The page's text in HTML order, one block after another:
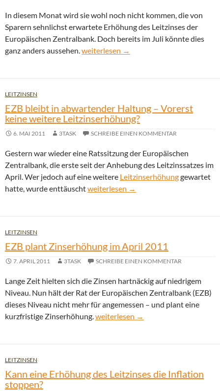
In diesem Monat wird sie wohl noch nicht kommen, die von
Sparern sehnlichst erwartete Erhöhung des Leitzinses der
Europäischen Zentralbank. Doch bereits im Juli könnte dies
ganz anders aussehen.Steigen die Zinsen bald weiter?
weiterlesen →
LEITZINSEN
EZB bleibt in abwartender Haltung – Vorerst
keine weitere Leitzinserhöhung?
6. MAI 2011 3TASK SCHREIBE EINEN KOMMENTAR
Gestern war wieder eine Ratssitzung der Europäischen
Zentralbank, die erste seit der Anhebung des Leitzinssatzes im
April. Wer jedoch auf eine weitere Leitzinserhöhunggewartet
hatte, wurde enttäuschtEZB bleibt in abwartender Haltung –
weiterlesen →
LEITZINSEN
EZB plant Zinserhöhung im April 2011
7. APRIL 2011 3TASK SCHREIBE EINEN KOMMENTAR
Lange Zeit hielten sich die Zinsen hartnäckig auf niedrigem
Niveau. Nun hält der Rat der Europäischen Zentralbank (EZB)
dieses Niveau nicht mehr für angemessen – und plant eine
kurzfristige Zinserhöhung.EZB plant Zinserhöhung im April
weiterlesen →
LEITZINSEN
Kann eine Erhöhung des Leitzinses die Inflation
stoppen?